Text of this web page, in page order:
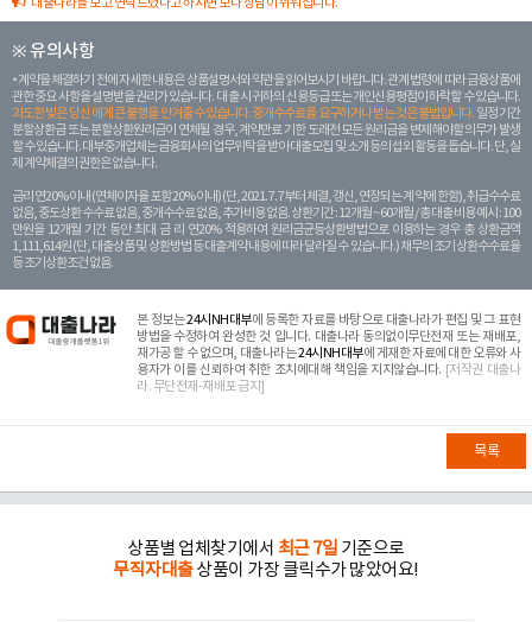
※ 유의사항
계약을 체결하기 전에 자세한 내용은 상품설명서와 약관을 읽어보시기 바랍니다. 관계 법령에 따라 금융상품에
관한 중요 사항을 설명받을 권리가 있습니다. 대 출 시 귀하의 신용등급 또는 개인신용평점이 하락할 수 있습니다.
과도한 빚은 당신 에게 큰 불행을 안겨줄 수 있습니다. 중개수수료를 요구하거나 받는 것은 불법입니다. 일정 기간
분할상환금 또는 분할상환원리금이 연체될 경우, 계약만료 기한 도래전 모든 원리금을 변제해야할 의무가 발생
할 수 있습니다. 대부중개업체는 금융회사의 업무위탁을 받아 대출모집 및 소개 등의 섭외 활동을 돕습니다. 단, 실
제 계약체결의 권한은 없습니다.
금리 연20% 이내 (연체이자율 포함 20% 이내) (단, 2021. 7. 7부터 체결, 갱신, 연장되는 계 약에 한함), 취급수수료
없음, 중도상환 수수료 없음, 중개수수료 없음, 추가비용 없음. 상환기간 : 12개월 ~ 60개월 / 총 대출 비용 예시 : 100
만원을 12개월 기간 동안 최대 금 리 연20% 적용하여 원리금균등상환방법으로 이용하는 경우 총 상환금액
1,111,614원 (단, 대출상품 및 상환방법 등 대출계약 내용에 따라 달라질 수 있습니다.) 채무의 조기 상환수수료율
등 조기상환조건 없음.
본 정보는24시NH대부에 등록한 자료를 바탕으로 대출나라가 편집 및 그 표현
방법을 수정하여 완성한 것 입니다. 대출나라 동의없이무단전재 또는 재배포,
재가공 할 수 없으며, 대출나라는24시NH대부에 게재한 자료에 대한 오류와 사
용자가 이를 신뢰하여 취한 조치에대해 책임을 지지않습니다. [저작권 대출나
라. 무단전재-재배포 금지]
목록
상품별 업체찾기에서 최근 7일 기준으로
무직자대출상품이 가장 클릭수가 많았어요!